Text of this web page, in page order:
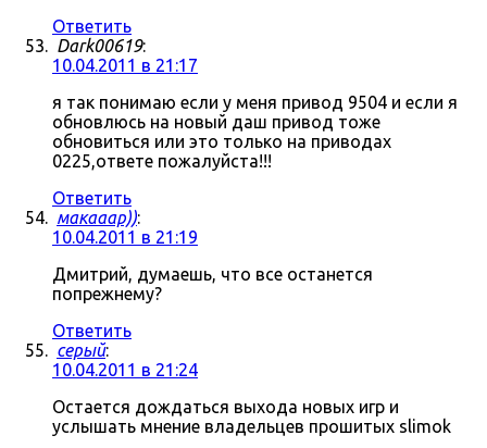
Ответить
Dark00619:
10.04.2011 в 21:17
я так понимаю если у меня привод 9504 и если я
обновлюсь на новый даш привод тоже
обновиться или это только на приводах
0225,ответе пожалуйста!!!
Ответить
макааар)):
10.04.2011 в 21:19
Дмитрий, думаешь, что все останется
попрежнему?
Ответить
серый:
10.04.2011 в 21:24
Остается дождаться выхода новых игр и
услышать мнение владельцев прошитых slimok